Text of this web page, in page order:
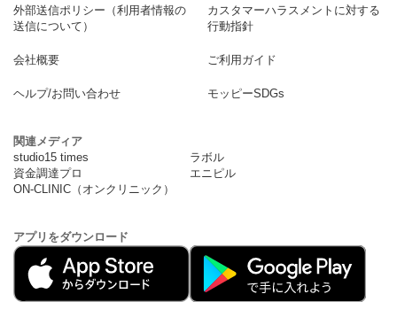
外部送信ポリシー（利用者情報の
送信について）
カスタマーハラスメントに対する
行動指針
会社概要 ご利用ガイド
ヘルプ/お問い合わせ モッピーSDGs
関連メディア
studio15 times
ラボル
資金調達プロ
エニピル
ON-CLINIC（オンクリニック）
アプリをダウンロード